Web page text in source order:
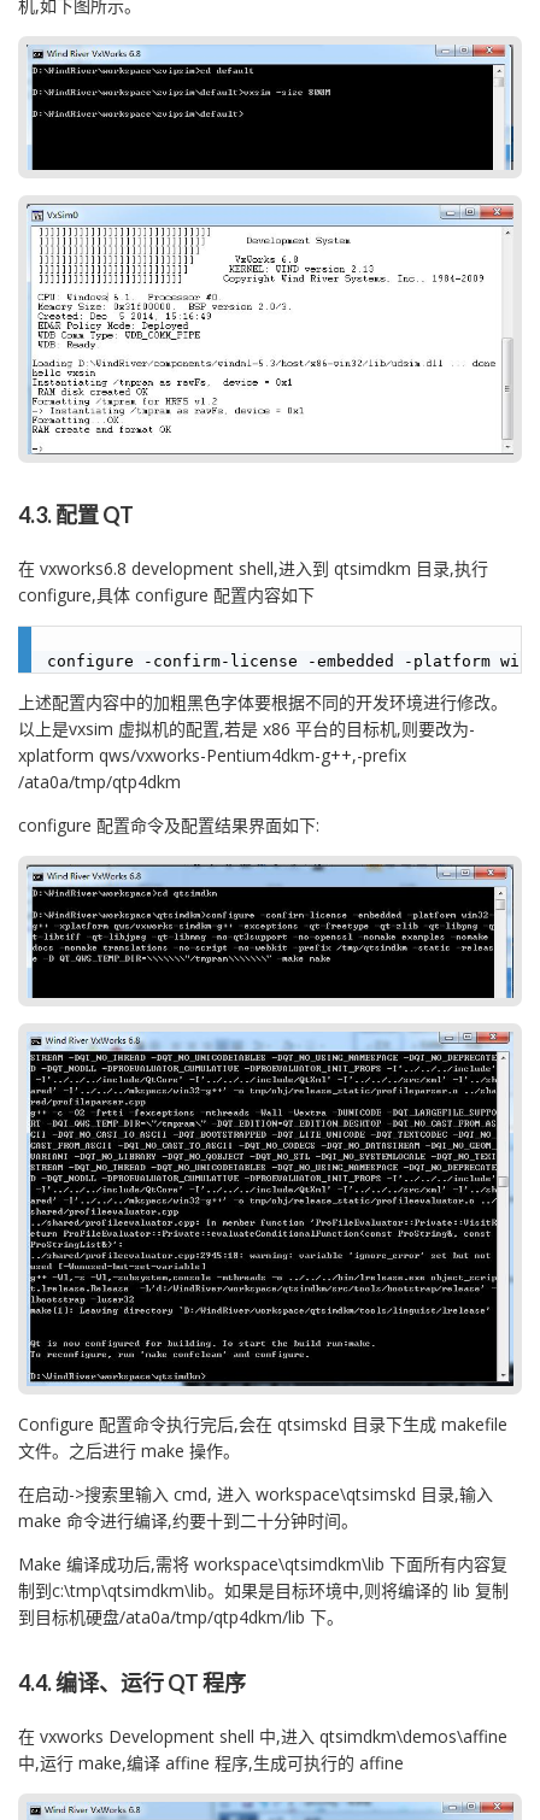
机,如下图所示。
4.3. 配置 QT
在 vxworks6.8 development shell,进入到 qtsimdkm 目录,执行
configure,具体 configure 配置内容如下
上述配置内容中的加粗黑色字体要根据不同的开发环境进行修改。
以上是vxsim 虚拟机的配置,若是 x86 平台的目标机,则要改为-
xplatform qws/vxworks-Pentium4dkm-g++,-prefix
/ata0a/tmp/qtp4dkm
configure 配置命令及配置结果界面如下:
Configure 配置命令执行完后,会在 qtsimskd 目录下生成 makefile
文件。之后进行 make 操作。
在启动->搜索里输入 cmd, 进入 workspace\qtsimskd 目录,输入
make 命令进行编译,约要十到二十分钟时间。
Make 编译成功后,需将 workspace\qtsimdkm\lib 下面所有内容复
制到c:\tmp\qtsimdkm\lib。如果是目标环境中,则将编译的 lib 复制
到目标机硬盘/ata0a/tmp/qtp4dkm/lib 下。
4.4. 编译、运行 QT 程序
在 vxworks Development shell 中,进入 qtsimdkm\demos\affine
中,运行 make,编译 affine 程序,生成可执行的 affine